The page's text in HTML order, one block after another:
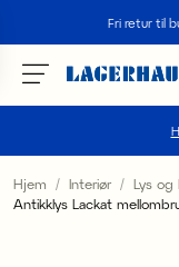
Fri retur til
velg
Hjem Interiør Lys og
Antikklys Lackat